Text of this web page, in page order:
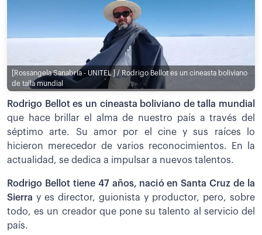
[Rossangela Sanabria - UNITEL ] / Rodrigo Bellot es un cineasta boliviano
de talla mundial
Rodrigo Bellot es un cineasta boliviano de talla mundial
que hace brillar el alma de nuestro país a través del
séptimo arte. Su amor por el cine y sus raíces lo
hicieron merecedor de varios reconocimientos. En la
actualidad, se dedica a impulsar a nuevos talentos.
Rodrigo Bellot tiene 47 años, nació en Santa Cruz de la
Sierra y es director, guionista y productor, pero, sobre
todo, es un creador que pone su talento al servicio del
país.